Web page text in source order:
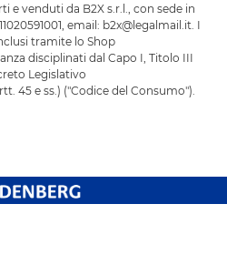
e venduti da B2X s.r.l., con sede in
email: b2x@legalmail.it. I
tramite lo Shop
disciplinati dal Capo I, Titolo III
Legislativo
45 e ss.) ("Codice del Consumo").